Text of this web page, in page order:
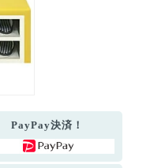
PayPay決済！